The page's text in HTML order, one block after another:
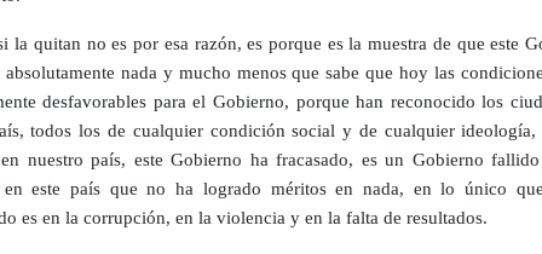
la quitan no es por esa razón, es porque es la muestra de que este
nada y mucho menos que sabe que hoy las
desfavorables para el Gobierno, porque han reconocido los
todos los de cualquier condición social y de cualquier ideología,
nuestro país, este Gobierno ha fracasado, es un Gobierno
en este país que no ha logrado méritos en nada, en lo único
es en la corrupción, en la violencia y en la falta de resultados.